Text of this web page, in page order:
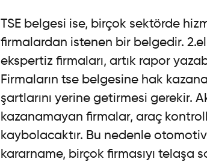
TSE belgesi ise, birçok sektörde
firmalardan istenen bir belgedir.
ekspertiz firmaları, artık rapor
Firmaların tse belgesine hak
şartlarını yerine getirmesi gerekir.
kazanamayan firmalar, araç
kaybolacaktır. Bu nedenle
kararname, birçok firmasıyı telaşa